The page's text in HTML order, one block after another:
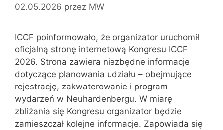
02.05.2026 przez MW
ICCF poinformowało, że organizator uruchomił
oficjalną stronę internetową Kongresu ICCF
2026. Strona zawiera niezbędne informacje
dotyczące planowania udziału – obejmujące
rejestrację, zakwaterowanie i program
wydarzeń w Neuhardenbergu. W miarę
zbliżania się Kongresu organizator będzie
zamieszczał kolejne informacje. Zapowiada się